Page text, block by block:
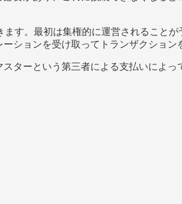
す。最初は集権的に運営されること
ションを受け取ってトランザクション
ターという第三者による支払いによっ